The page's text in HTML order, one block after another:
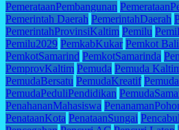
PemerataanPembangunan
Pemerintah Daerah PemerintahDaerah
PemerintahProvinsiKaltim Pemilu
Pemilu2029 PemkabKukar Pemkot
PemkotSamarind PemkotSamarinda
PemprovKaltim Pemuda Pemuda
PemudaBersatu PemudaKreatif
PemudaPeduliPendidikan
PenahananMahasiswa
PenataanKota PenataanSungai